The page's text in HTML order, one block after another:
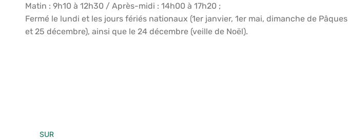
Matin : 9h10 à 12h30 / Après-midi : 14h00 à 17h20 ;
Fermé le lundi et les jours fériés nationaux (1er janvier, 1er mai, dimanche de Pâques
et 25 décembre), ainsi que le 24 décembre (veille de Noël).
SUR